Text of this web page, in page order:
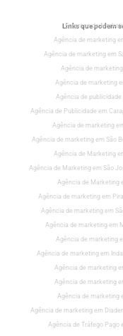
Links que podem
Empresa de
Agência de marketing
Agência de marketing em
Agência de
Agência de marketing
Agência de
Agência de Publicidade em
Agência de marketing
Agência de marketing em São
Agência de Marketing
Agência de Marketing em São
Agência de Marketing
Agência de marketing em
Agência de marketing em
Agência de marketing em
Agência de marketing
Agência de marketing em
Agência de marketing
Agência de marketing
Agência de marketing
Agência de marketing em
Agência de Tráfego Pago